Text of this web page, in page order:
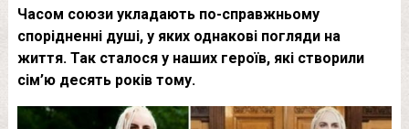
Часом союзи укладають по-справжньому
спорідненні душі, у яких однакові погляди на
життя. Так сталося у наших героїв, які створили
сім’ю десять років тому.